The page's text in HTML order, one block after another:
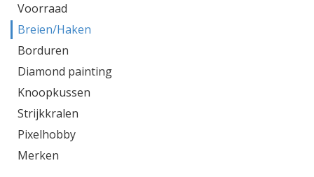
Voorraad
Breien/Haken
Borduren
Diamond painting
Knoopkussen
Strijkkralen
Pixelhobby
Merken